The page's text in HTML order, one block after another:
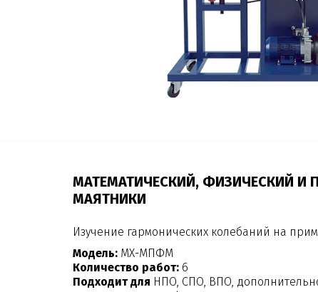
МАТЕМАТИЧЕСКИЙ, ФИЗИЧЕСКИЙ И
МАЯТНИКИ
Изучение гармонических колебаний на
Модель: МХ-МПФМ
Количество работ: 6
Подходит для НПО, СПО, ВПО,